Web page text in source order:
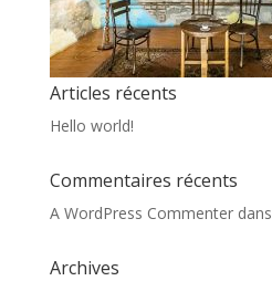
Articles récents
Hello world!
Commentaires récents
A WordPress Commenterdans
Archives